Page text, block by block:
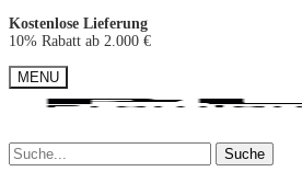
Kostenlose Lieferung
10% Rabatt ab 2.000 €
MENU
Suche
nach:
Suche
Suche
nach:
Suche